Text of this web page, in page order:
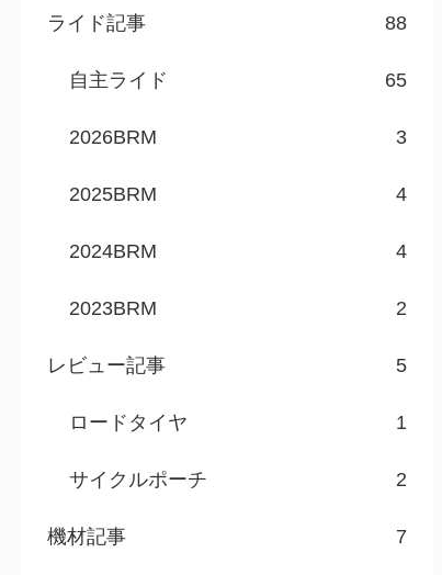
ライド記事 88
自主ライド 65
2026BRM 3
2025BRM 4
2024BRM 4
2023BRM 2
レビュー記事 5
ロードタイヤ 1
サイクルポーチ 2
機材記事 7